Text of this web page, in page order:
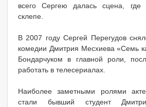
всего Сергею далась сцена, где
склепе.
В 2007 году Сергей Перегудов
комедии Дмитрия Месхиева «Семь
Бондарчуком в главной роли,
работать в телесериалах.
Наиболее заметными ролями
стали бывший студент